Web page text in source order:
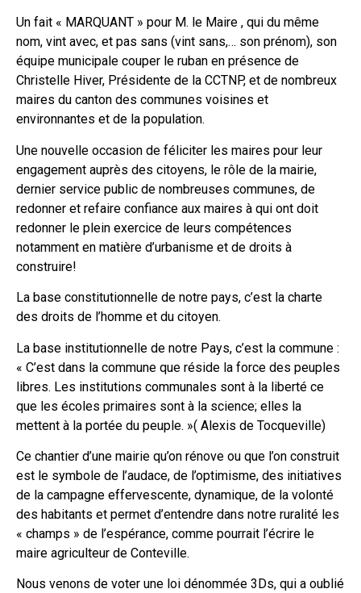
Un fait « MARQUANT » pour M. le Maire , qui du même
nom, vint avec, et pas sans (vint sans,… son prénom), son
équipe municipale couper le ruban en présence de
Christelle Hiver, Présidente de la CCTNP, et de nombreux
maires du canton des communes voisines et
environnantes et de la population.
Une nouvelle occasion de féliciter les maires pour leur
engagement auprès des citoyens, le rôle de la mairie,
dernier service public de nombreuses communes, de
redonner et refaire confiance aux maires à qui ont doit
redonner le plein exercice de leurs compétences
notamment en matière d’urbanisme et de droits à
construire!
La base constitutionnelle de notre pays, c’est la charte
des droits de l’homme et du citoyen.
La base institutionnelle de notre Pays, c’est la commune :
« C’est dans la commune que réside la force des peuples
libres. Les institutions communales sont à la liberté ce
que les écoles primaires sont à la science; elles la
mettent à la portée du peuple. »( Alexis de Tocqueville)
Ce chantier d’une mairie qu’on rénove ou que l’on construit
est le symbole de l’audace, de l’optimisme, des initiatives
de la campagne effervescente, dynamique, de la volonté
des habitants et permet d’entendre dans notre ruralité les
« champs » de l’espérance, comme pourrait l’écrire le
maire agriculteur de Conteville.
Nous venons de voter une loi dénommée 3Ds, qui a oublié